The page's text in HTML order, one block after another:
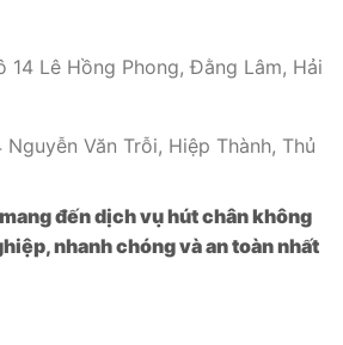
14 Lê Hồng Phong, Đằng Lâm, Hải
Văn Trỗi, Hiệp Thành, Thủ
đến dịch vụ hút chân không
nhanh chóng và an toàn nhất